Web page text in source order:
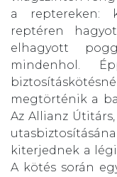
a reptereken:
reptéren
elhagyott
mindenhol.
megtörténik a
Az Allianz
kiterjednek a
A kötés során